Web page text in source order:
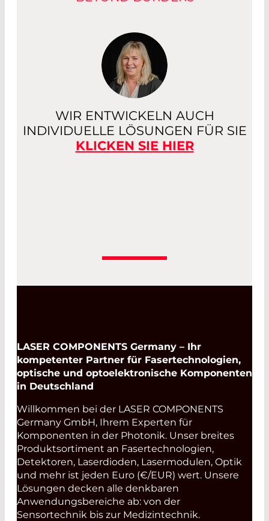
WIR ENTWICKELN AUCH
INDIVIDUELLE LÖSUNGEN FÜR SIE
KLICKEN SIE HIER
LASER COMPONENTS Germany – Ihr
kompetenter Partner für Fasertechnologien,
optische und optoelektronische Komponenten
in Deutschland
Willkommen bei der LASER COMPONENTS
Germany GmbH, Ihrem Experten für
Komponenten in der Photonik. Unser breites
Produktsortiment an Fasertechnologien,
Detektoren, Laserdioden, Lasermodulen, Optik
und mehr ist jeden Euro (€/EUR) wert. Unsere
Lösungen decken alle denkbaren
Anwendungsbereiche ab: von der
Sensortechnik bis zur Medizintechnik.